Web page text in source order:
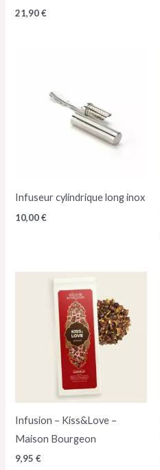
21,90€
Infuseur cylindrique long inox
10,00€
Infusion – Kiss&Love –
Maison Bourgeon
9,95€